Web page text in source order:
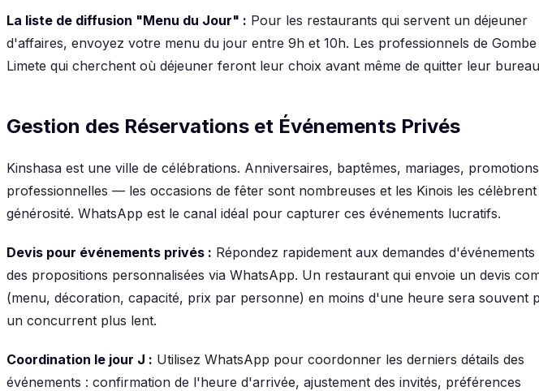
La liste de diffusion "Menu du Jour" : Pour les restaurants qui servent un déjeuner
d'affaires, envoyez votre menu du jour entre 9h et 10h. Les professionnels de
Limete qui cherchent où déjeuner feront leur choix avant même de quitter leur
Gestion des Réservations et Événements Privés
Kinshasa est une ville de célébrations. Anniversaires, baptêmes, mariages, promotions
professionnelles — les occasions de fêter sont nombreuses et les Kinois les célèbrent
générosité. WhatsApp est le canal idéal pour capturer ces événements lucratifs.
Devis pour événements privés : Répondez rapidement aux demandes d'événements
des propositions personnalisées via WhatsApp. Un restaurant qui envoie un devis
(menu, décoration, capacité, prix par personne) en moins d'une heure sera souvent
un concurrent plus lent.
Coordination le jour J : Utilisez WhatsApp pour coordonner les derniers détails des
événements : confirmation de l'heure d'arrivée, ajustement des invités, préférences